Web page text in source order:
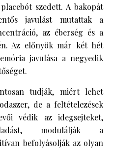
szedett. A bakopát
javulást mutattak a
az éberség és a
Az előnyök már két hét
javulása a negyedik
tudják, miért lehet
de a feltételezések
védik az idegsejteket,
modulálják a
befolyásolják az olyan